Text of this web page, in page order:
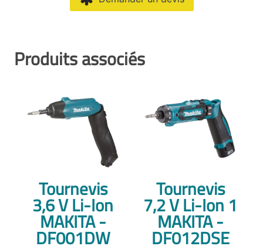
Produits associés
Tournevis
3,6 V Li-Ion
MAKITA -
DF001DW
Tournevis
7,2 V Li-Ion 1
MAKITA -
DF012DSE